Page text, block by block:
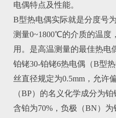
电偶特点及性能。
B型热电偶实际就是分度号
测量0~1800℃的介质的温度
用。是高温测量的最佳热电
铂铑30-铂铑6热电偶（B型
丝直径规定为0.5mm，允许
（BP）的名义化学成分为
含铂为70%，负极（BN）